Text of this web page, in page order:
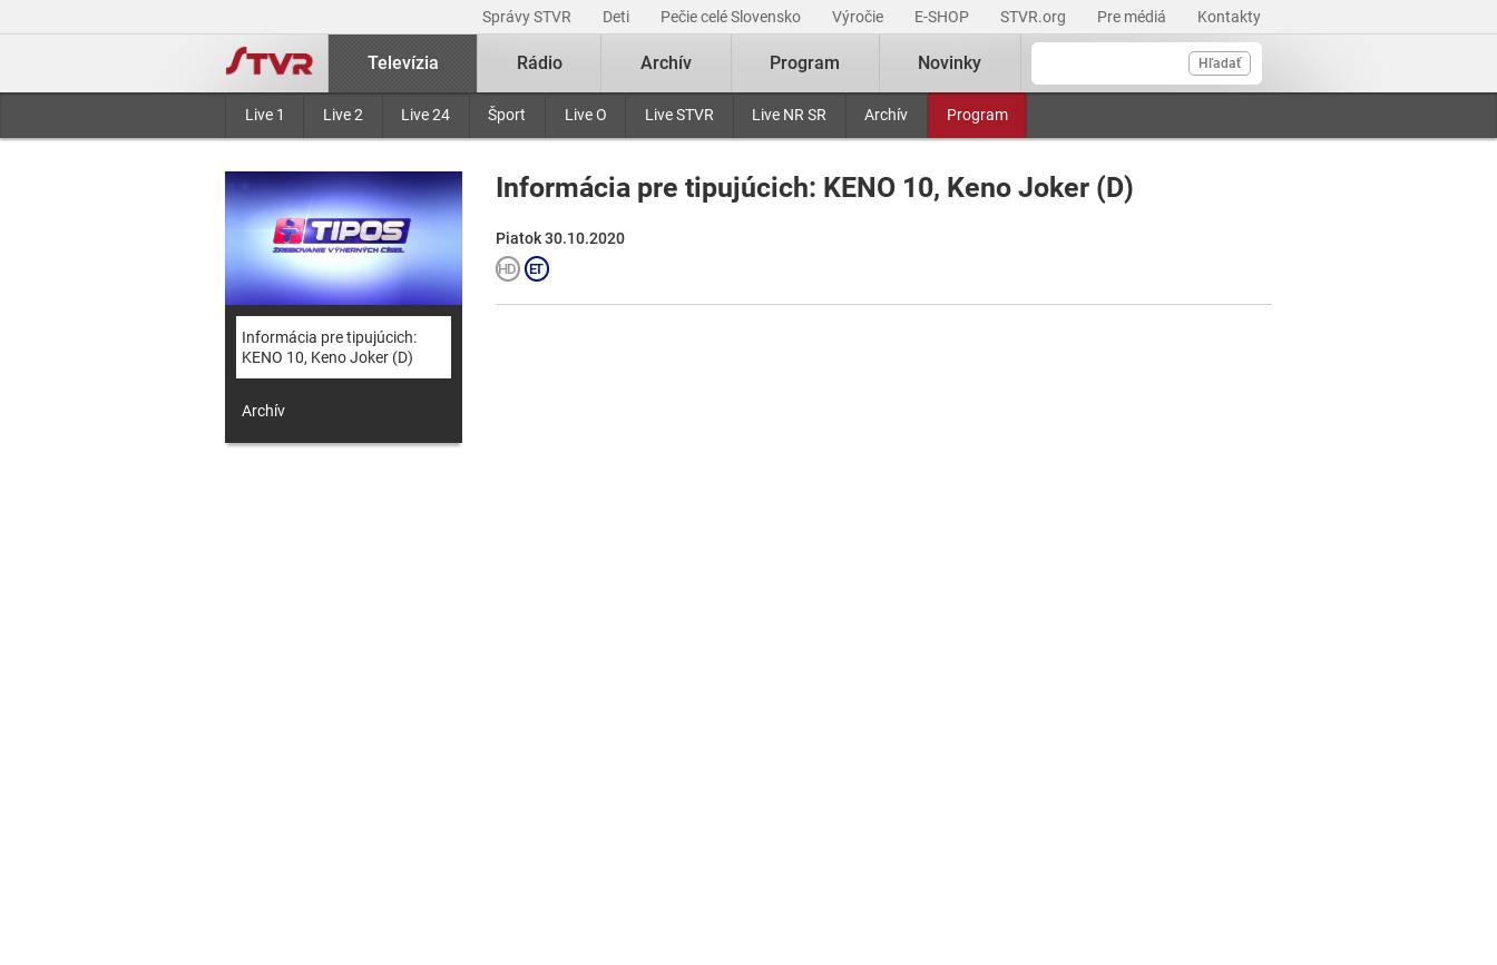
Správy STVR Deti Pečie celé Slovensko Výročie E-SHOP STVR.org Pre médiá Kontakty
Hľadať
Televízia
Live 1 Live 2 Live 24 Šport Live O Live STVR Live NR SR Archív Program
Rádio Archív Program Novinky
Informácia pre tipujúcich:
KENO 10, Keno Joker (D)
Archív
Informácia pre tipujúcich: KENO 10, Keno Joker (D)
Piatok 30.10.2020